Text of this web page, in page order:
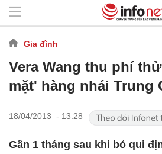
Gia đình
Vera Wang thu phí
mặt' hàng nhái Trung
18/04/2013 - 13:28
Gần 1 tháng sau khi bỏ qui